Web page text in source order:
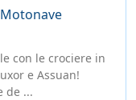
con le crociere in
e Assuan!
de ...